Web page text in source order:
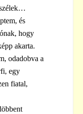
és
hogy
akarta.
odadobva a
egy
fiatal,